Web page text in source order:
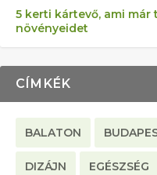
5 kerti kártevő, ami
növényeidet
CÍMKÉK
BALATON
DIZÁJN EGÉSZSÉG